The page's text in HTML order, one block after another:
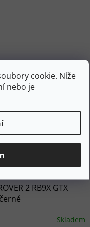
cookie. Níže
nebo je
2 RB9X GTX
Skladem